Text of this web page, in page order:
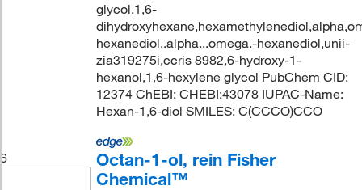
glycol,1,6-
hexanediol,.alpha.,.omega.-hexanediol,unii-
zia319275i,ccris 8982,6-hydroxy-1-
hexanol,1,6-hexylene glycol PubChem CID:
12374 ChEBI: CHEBI:43078 IUPAC-Name:
Hexan-1,6-diol SMILES: C(CCCO)CCO
6
Octan-1-ol, rein Fisher
Chemical™